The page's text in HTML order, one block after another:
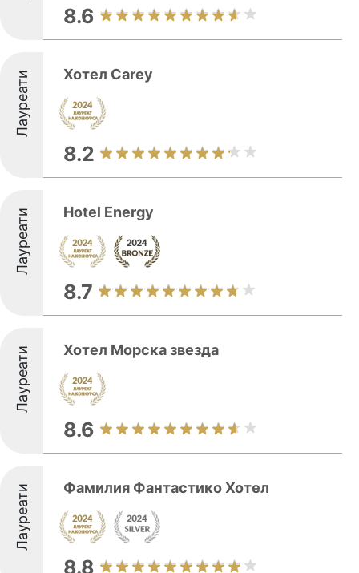
8.6
Лауреати Хотел Carey
8.2
Лауреати Hotel Energy
8.7
Лауреати Хотел Морска звезда
8.6
Лауреати Фамилия Фантастико Хотел
8.8